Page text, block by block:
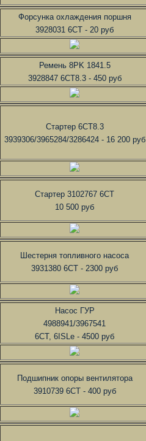
Форсунка охлаждения поршня
3928031 6CT - 20 руб
Ремень 8PK 1841.5
3928847 6CT8.3 - 450 руб
Стартер 6CT8.3
3939306/3965284/3286424 - 16 200 руб
Стартер 3102767 6CT
10 500 руб
Шестерня топливного насоса
3931380 6CT - 2300 руб
Насос ГУР
4988941/3967541
6CT, 6ISLe - 4500 руб
Подшипник опоры вентилятора
3910739 6CT - 400 руб